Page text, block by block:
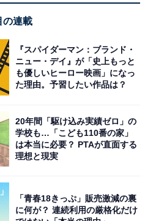
銀行」ランキング！ 2位「ゆう
位は？
の連載
『スパイダーマン：ブランド・
ニュー・デイ』が「史上もっと
も優しいヒーロー映画」になっ
た理由。予習したい作品は？
20年間「駆け込み実績ゼロ」の
学校も…「こども110番の家」
は本当に必要？ PTAが直面する
理想と現実
「青春18きっぷ」販売激減の裏
に何が？ 連続利用の厳格化だけ